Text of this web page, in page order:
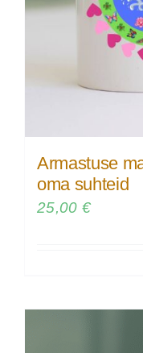
Armastuse
oma suhteid
25,00 €